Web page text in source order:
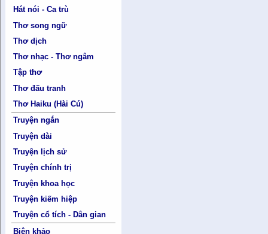
Hát nói - Ca trù
Thơ song ngữ
Thơ dịch
Thơ nhạc - Thơ ngâm
Tập thơ
Thơ đấu tranh
Thơ Haiku (Hài Cú)
Truyện ngắn
Truyện dài
Truyện lịch sử
Truyện chính trị
Truyện khoa học
Truyện kiếm hiệp
Truyện cổ tích - Dân gian
Biên khảo